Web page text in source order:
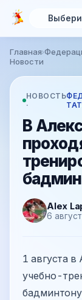
Перейти к
Вы здесь
Главная›
Новости
НОВОСТЬ
·
В
Alex
6
1 августа
учебно-